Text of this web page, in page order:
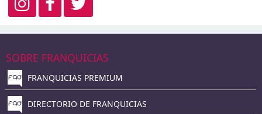
SOBRE FRANQUICIAS
FRANQUICIAS PREMIUM
DIRECTORIO DE FRANQUICIAS